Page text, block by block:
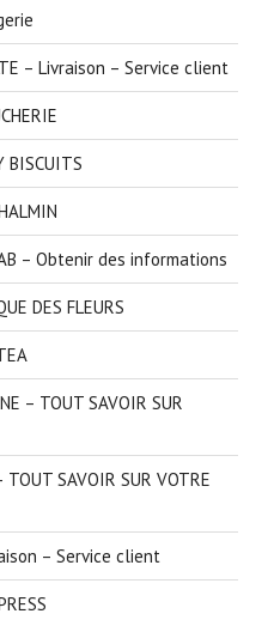
– Livraison – Service client
BISCUITS
– Obtenir des informations
DES FLEURS
– TOUT SAVOIR SUR
SAVOIR SUR VOTRE
– Service client